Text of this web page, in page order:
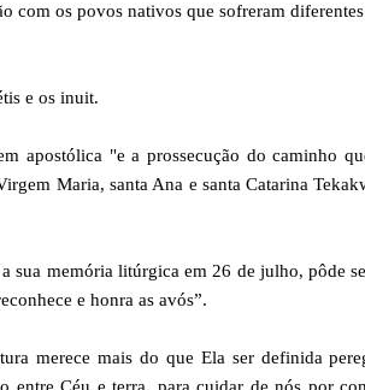
com os povos nativos que sofreram
e os inuit.
apostólica "e a prossecução do caminho
Maria, santa Ana e santa Catarina
sua memória litúrgica em 26 de julho, pôde
e honra as avós”.
merece mais do que Ela ser definida